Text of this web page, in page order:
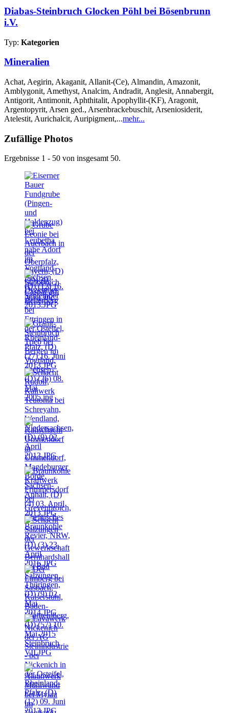
Diabas-Steinbruch Glocken Pöhl bei Bösenbrunn
i.V.
Typ: Kategorien
Mineralien
Achat, Aegirin, Akaganit, Allanit-(Ce), Almandin, Amazonit,
Amblygonit, Amethyst, Analcim, Andradit, Anglesit, Annabergit,
Antigorit, Antimonit, Aphthitalit, Apophyllit-(KF), Aragonit,
Argentopyrit, Arsen ged., Arsenbrackebuschit, Arseniosiderit,
Atelestit, Aurichalcit, Auripigment,...mehr...
Zufällige Photos
Ergebnisse 1 - 50 von insgesamt 50.